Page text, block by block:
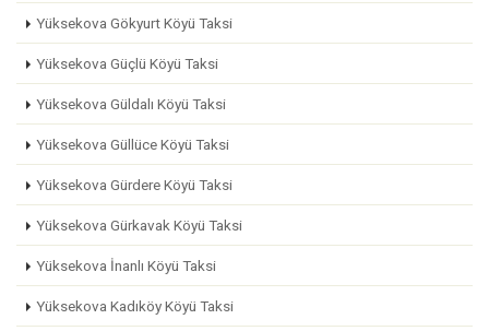
Yüksekova Gökyurt Köyü Taksi
Yüksekova Güçlü Köyü Taksi
Yüksekova Güldalı Köyü Taksi
Yüksekova Güllüce Köyü Taksi
Yüksekova Gürdere Köyü Taksi
Yüksekova Gürkavak Köyü Taksi
Yüksekova İnanlı Köyü Taksi
Yüksekova Kadıköy Köyü Taksi